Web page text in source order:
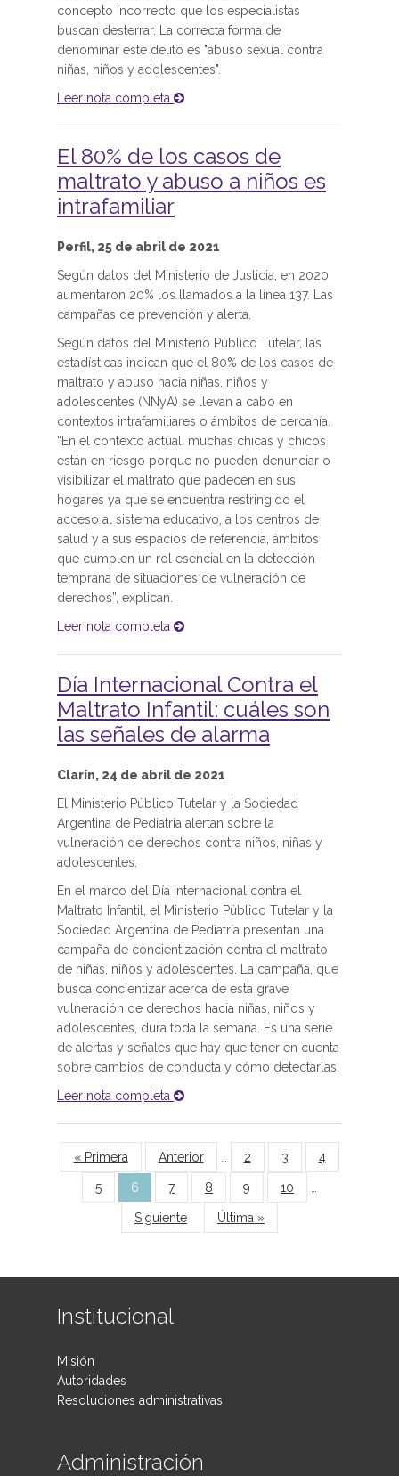
concepto incorrecto que los especialistas
buscan desterrar. La correcta forma de
denominar este delito es "abuso sexual contra
niñas, niños y adolescentes".
Leer nota completa
El 80% de los casos de
maltrato y abuso a niños es
intrafamiliar
Perfil, 25 de abril de 2021
Según datos del Ministerio de Justicia, en 2020
aumentaron 20% los llamados a la línea 137. Las
campañas de prevención y alerta.
Según datos del Ministerio Público Tutelar, las
estadísticas indican que el 80% de los casos de
maltrato y abuso hacia niñas, niños y
adolescentes (NNyA) se llevan a cabo en
contextos intrafamiliares o ámbitos de cercanía.
“En el contexto actual, muchas chicas y chicos
están en riesgo porque no pueden denunciar o
visibilizar el maltrato que padecen en sus
hogares ya que se encuentra restringido el
acceso al sistema educativo, a los centros de
salud y a sus espacios de referencia, ámbitos
que cumplen un rol esencial en la detección
temprana de situaciones de vulneración de
derechos”, explican.
Leer nota completa
Día Internacional Contra el
Maltrato Infantil: cuáles son
las señales de alarma
Clarín, 24 de abril de 2021
El Ministerio Público Tutelar y la Sociedad
Argentina de Pediatría alertan sobre la
vulneración de derechos contra niños, niñas y
adolescentes.
En el marco del Día Internacional contra el
Maltrato Infantil, el Ministerio Público Tutelar y la
Sociedad Argentina de Pediatría presentan una
campaña de concientización contra el maltrato
de niñas, niños y adolescentes. La campaña, que
busca concientizar acerca de esta grave
vulneración de derechos hacia niñas, niños y
adolescentes, dura toda la semana. Es una serie
de alertas y señales que hay que tener en cuenta
sobre cambios de conducta y cómo detectarlas.
Leer nota completa
Páginas
« Primera Anterior 2 3 4
5 6 7 8 9 10
Siguiente Última »
Institucional
Misión
Autoridades
Resoluciones administrativas
Administración